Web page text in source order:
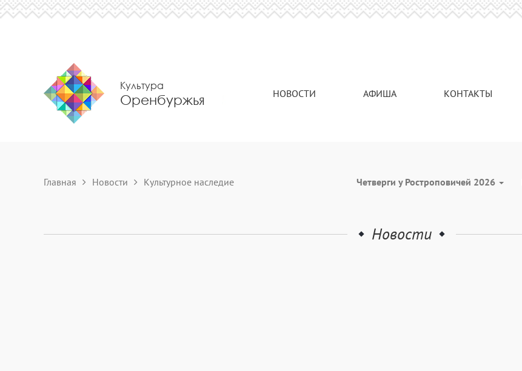
Культура
Оренбуржья НОВОСТИ АФИША КОНТАКТЫ
Главная Новости Культурное наследие Четверги у Ростроповичей 2026
Новости